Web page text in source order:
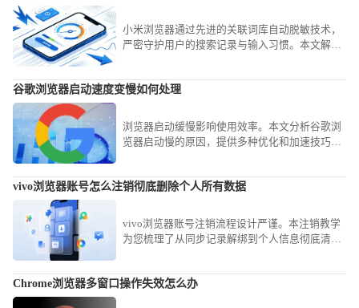
小米浏览器通过先进的关联词库自动脱敏技术，
严密守护用户的搜索记录与输入习惯。本文解析
度屏蔽个人信息外泄风险。
谷歌浏览器启动速度变慢如何处理
浏览器启动缓慢影响使用效率。本文分析谷歌浏
览器启动慢的原因，提供多种优化和加速技巧，
vivo浏览器账号怎么注销彻底删除个人所有数据
vivo浏览器账号注销流程设计严谨。本注销教学
为您梳理了从同步记录解绑到个人信息彻底清空
Chrome浏览器多窗口操作失效怎么办